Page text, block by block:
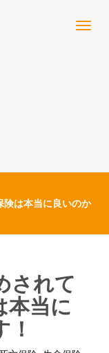
険は本当に良いのか
されて
本当に